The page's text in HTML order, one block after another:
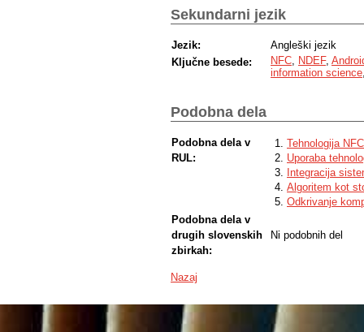
Sekundarni jezik
Jezik:
Angleški jezik
Ključne besede:
NFC NDEF,
information science
Podobna dela
Podobna dela v
RUL:
Tehnologija
Uporaba
Integracija
Algoritem kot
Odkrivanje
Podobna dela v
drugih slovenskih
zbirkah:
Ni podobnih del
Nazaj